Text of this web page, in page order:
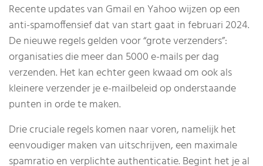
Recente updates van Gmail en Yahoo wijzen op een
anti-spamoffensief dat van start gaat in februari 2024.
De nieuwe regels gelden voor “grote verzenders”:
organisaties die meer dan 5000 e-mails per dag
verzenden. Het kan echter geen kwaad om ook als
kleinere verzender je e-mailbeleid op onderstaande
punten in orde te maken.
Drie cruciale regels komen naar voren, namelijk het
eenvoudiger maken van uitschrijven, een maximale
spamratio en verplichte authenticatie. Begint het je al